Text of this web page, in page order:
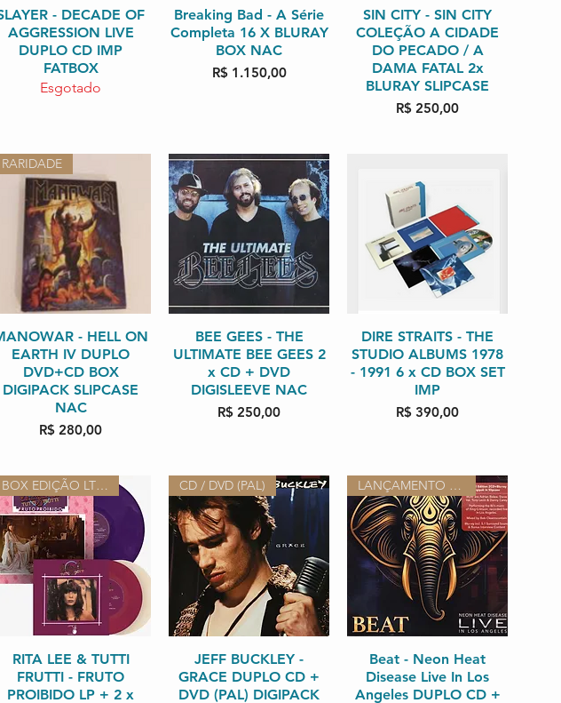
Visualização rápida
- DECADE OF
AGGRESSION LIVE
DUPLO CD IMP
FATBOX
Esgotado
Visualização rápida
Breaking Bad - A Série
Completa 16 X BLURAY
BOX NAC
Preço
R$ 1.150,00
Visualização rápida
SIN CITY - SIN CITY
COLEÇÃO A CIDADE
DO PECADO / A
DAMA FATAL 2x
BLURAY SLIPCASE
Preço
R$ 250,00
Visualização rápida
RARIDADE
- HELL ON
EARTH IV DUPLO
DVD+CD BOX
DIGIPACK SLIPCASE
NAC
Preço
R$ 280,00
Visualização rápida
BEE GEES - THE
ULTIMATE BEE GEES 2
x CD + DVD
DIGISLEEVE NAC
Preço
R$ 250,00
Visualização rápida
DIRE STRAITS - THE
STUDIO ALBUMS 1978
- 1991 6 x CD BOX SET
IMP
Preço
R$ 390,00
Visualização rápida
BOX EDIÇÃO LTDA 50 ANIVERSÁRIO
RITA LEE & TUTTI
FRUTTI - FRUTO
PROIBIDO LP + 2 x
Visualização rápida
CD / DVD (PAL)
JEFF BUCKLEY -
GRACE DUPLO CD +
DVD (PAL) DIGIPACK
Visualização rápida
LANÇAMENTO 2026 IMPORTADO
Beat - Neon Heat
Disease Live In Los
Angeles DUPLO CD +